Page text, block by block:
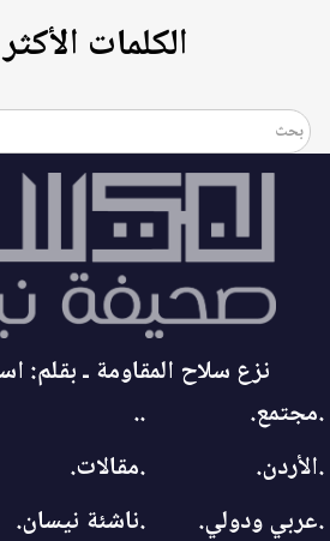
الكلمات
نزع سلاح المقاومة ـ بقلم:
.مجتمع.
..
.الأردن.
.مقالات.
.عربي ودولي.
.ناشئة نيسان.